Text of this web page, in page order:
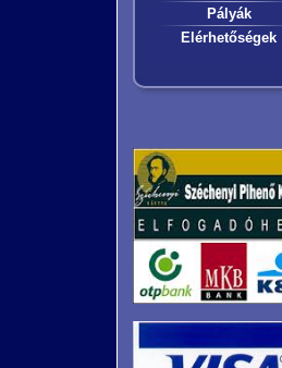
Pályák
Elérhetőségek